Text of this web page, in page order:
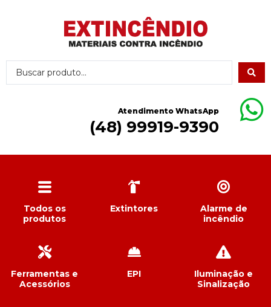
Atendimento WhatsApp
(48) 99919-9390
Todos os
produtos
Extintores
Alarme de
incêndio
Ferramentas e
Acessórios
EPI
Iluminação e
Sinalização